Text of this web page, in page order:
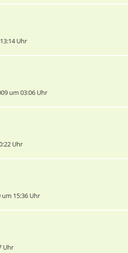
Uhr
um 03:06 Uhr
Uhr
15:36 Uhr
Uhr